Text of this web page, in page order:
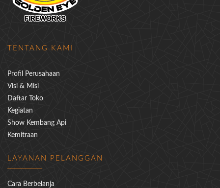
TENTANG KAMI
Profil Perusahaan
Visi & Misi
Daftar Toko
Kegiatan
Show Kembang Api
Kemitraan
LAYANAN PELANGGAN
Cara Berbelanja